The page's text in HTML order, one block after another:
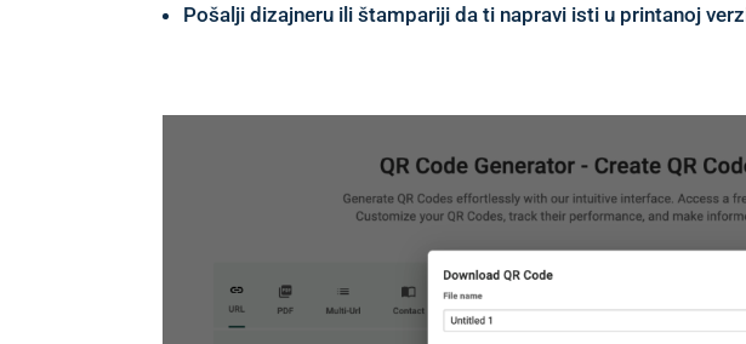
Pošalji dizajneru ili štampariji da ti napravi isti u printanoj